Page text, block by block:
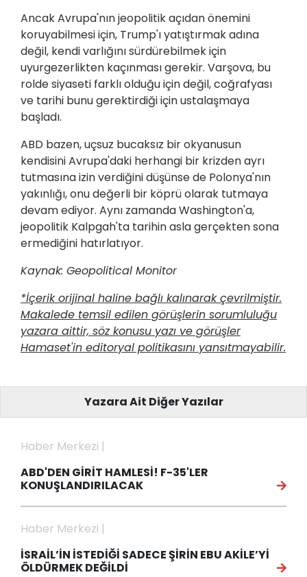
Ancak Avrupa'nın jeopolitik açıdan önemini
koruyabilmesi için, Trump'ı yatıştırmak adına
değil, kendi varlığını sürdürebilmek için
uyurgezerlikten kaçınması gerekir. Varşova, bu
rolde siyaseti farklı olduğu için değil, coğrafyası
ve tarihi bunu gerektirdiği için ustalaşmaya
başladı.
ABD bazen, uçsuz bucaksız bir okyanusun
kendisini Avrupa'daki herhangi bir krizden ayrı
tutmasına izin verdiğini düşünse de Polonya'nın
yakınlığı, onu değerli bir köprü olarak tutmaya
devam ediyor. Aynı zamanda Washington'a,
jeopolitik Kalpgah'ta tarihin asla gerçekten sona
ermediğini hatırlatıyor.
Kaynak: Geopolitical Monitor
*İçerik orijinal haline bağlı kalınarak çevrilmiştir.
Makalede temsil edilen görüşlerin sorumluluğu
yazara aittir, söz konusu yazı ve görüşler
Hamaset'in editoryal politikasını yansıtmayabilir.
Yazara Ait Diğer Yazılar
Haber Merkezi |
ABD'DEN GİRİT HAMLESİ! F-35'LER
KONUŞLANDIRILACAK
Haber Merkezi |
İSRAİL’İN İSTEDİĞİ SADECE ŞİRİN EBU AKİLE’Yİ
ÖLDÜRMEK DEĞİLDİ